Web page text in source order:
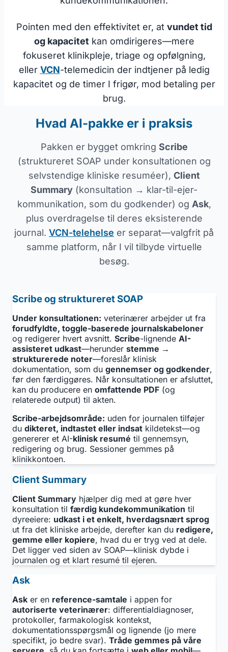
Pointen med den effektivitet er, at vundet tid
og kapacitet kan omdirigeres—mere
fokuseret klinikpleje, triage og opfølgning,
eller VCN-telemedicin der indtjener på ledig
kapacitet og de timer I frigør, mod betaling per
brug.
Hvad AI-pakke er i praksis
Pakken er bygget omkring Scribe
(struktureret SOAP under konsultationen og
selvstendige kliniske resuméer), Client
Summary (konsultation → klar-til-ejer-
kommunikation, som du godkender) og Ask,
plus overdragelse til deres eksisterende
journal. VCN-telehelse er separat—valgfrit på
samme platform, når I vil tilbyde virtuelle
besøg.
Scribe og struktureret SOAP
Under konsultationen: veterinærer arbejder ut fra
forudfyldte, toggle-baserede journalskabeloner
og redigerer hvert avsnitt. Scribe-lignende AI-
assisteret udkast—herunder stemme →
strukturerede noter—foreslår klinisk
dokumentation, som du gennemser og godkender,
før den færdiggøres. Når konsultationen er afsluttet,
kan du producere en omfattende PDF (og
relaterede output) til akten.
Scribe-arbejdsområde: uden for journalen tilføjer
du dikteret, indtastet eller indsat kildetekst—og
genererer et AI-klinisk resumé til gennemsyn,
redigering og brug. Sessioner gemmes på
klinikkontoen.
Client Summary
Client Summary hjælper dig med at gøre hver
konsultation til færdig kundekommunikation til
dyreeiere: udkast i et enkelt, hverdagsnært sprog
ut fra det kliniske arbejde, derefter kan du redigere,
gemme eller kopiere, hvad du er tryg ved at dele.
Det ligger ved siden av SOAP—klinisk dybde i
journalen og et klart resumé til ejeren.
Ask
Ask er en reference-samtale i appen for
autoriserte veterinærer: differentialdiagnoser,
protokoller, farmakologisk kontekst,
dokumentationsspørgsmål og lignende (jo mere
specifikt, jo bedre svar). Tråde gemmes på våre